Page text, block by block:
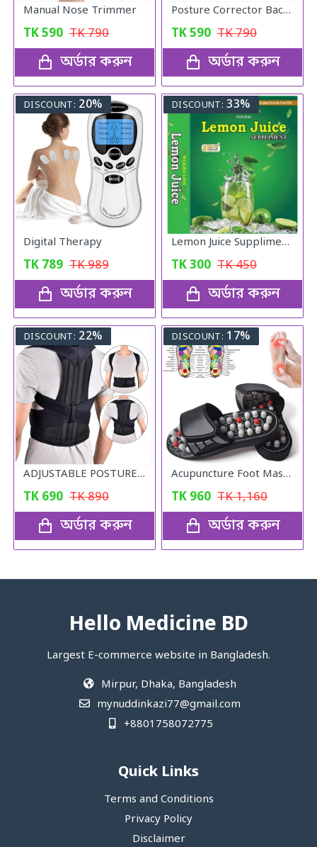
Manual Nose Trimmer
TK590 TK790
অর্ডার করুন
Posture Corrector Back Adjustable Posture
TK590 TK790
অর্ডার করুন
DISCOUNT: 20%
Digital Therapy
TK 789 TK989
অর্ডার করুন
DISCOUNT: 33%
Lemon Juice Suppliment Weight Loss Lemon Juice 120g
TK300 TK450
অর্ডার করুন
DISCOUNT: 22%
ADJUSTABLE POSTURE Back Support Belt (UNISEX)
TK 690 TK890
অর্ডার করুন
DISCOUNT: 17%
Acupuncture Foot Massager
TK 960 TK1,160
অর্ডার করুন
Hello Medicine BD
Largest E-commerce website in Bangladesh.
Mirpur, Dhaka, Bangladesh
mynuddinkazi77@gmail.com
+8801758072775‬
Quick Links
Terms and Conditions
Privacy Policy
Disclaimer